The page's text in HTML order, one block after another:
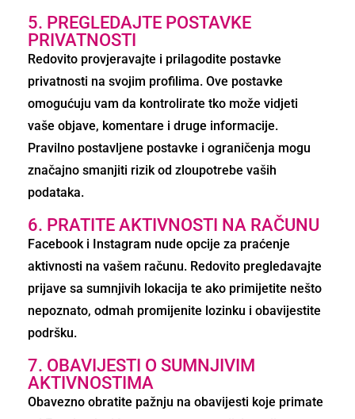
5. PREGLEDAJTE POSTAVKE
PRIVATNOSTI
Redovito provjeravajte i prilagodite postavke
privatnosti na svojim profilima. Ove postavke
omogućuju vam da kontrolirate tko može vidjeti
vaše objave, komentare i druge informacije.
Pravilno postavljene postavke i ograničenja mogu
značajno smanjiti rizik od zloupotrebe vaših
podataka.
6. PRATITE AKTIVNOSTI NA RAČUNU
Facebook i Instagram nude opcije za praćenje
aktivnosti na vašem računu. Redovito pregledavajte
prijave sa sumnjivih lokacija te ako primijetite nešto
nepoznato, odmah promijenite lozinku i obavijestite
podršku.
7. OBAVIJESTI O SUMNJIVIM
AKTIVNOSTIMA
Obavezno obratite pažnju na obavijesti koje primate